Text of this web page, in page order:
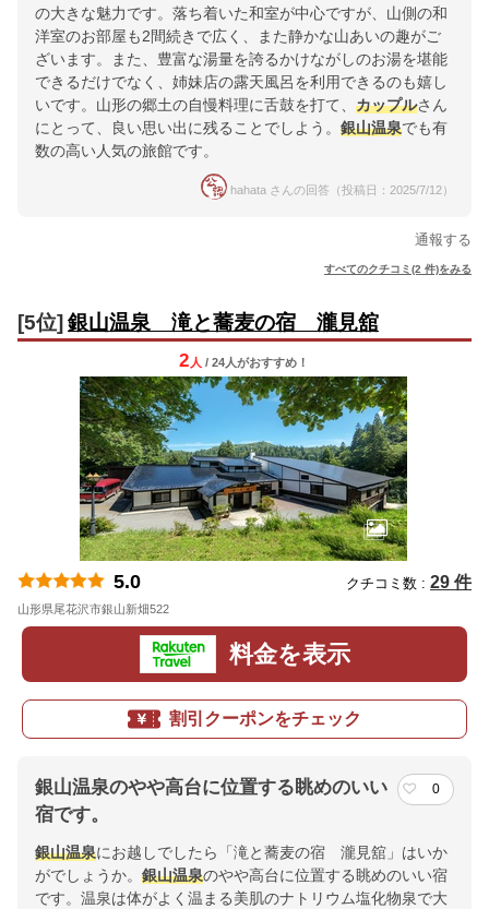
の大きな魅力です。落ち着いた和室が中心ですが、山側の和
洋室のお部屋も2間続きで広く、また静かな山あいの趣がご
ざいます。また、豊富な湯量を誇るかけながしのお湯を堪能
できるだけでなく、姉妹店の露天風呂を利用できるのも嬉し
いです。山形の郷土の自慢料理に舌鼓を打て、 カップルさん
にとって、良い思い出に残ることでしよう。 銀山温泉でも有
数の高い人気の旅館です。
hahata さんの回答（投稿日：2025/7/12）
通報する
すべてのクチコミ(2 件)をみる
[5位] 銀山温泉 滝と蕎麦の宿 瀧見舘
2 人 / 24人がおすすめ！
5.0 クチコミ数 : 29 件
山形県尾花沢市銀山新畑522
料金を表示
割引クーポンをチェック
銀山温泉のやや高台に位置する眺めのいい
宿です。
0
銀山温泉にお越しでしたら「滝と蕎麦の宿 瀧見舘」はいか
がでしょうか。 銀山温泉のやや高台に位置する眺めのいい宿
です。温泉は体がよく温まる美肌のナトリウム塩化物泉で大